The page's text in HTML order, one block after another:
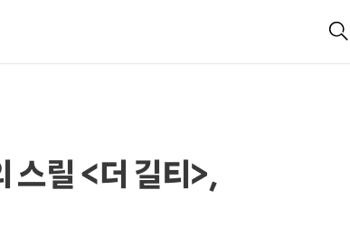
검
스릴 <더 길티>,